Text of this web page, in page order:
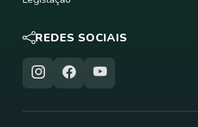
REDES SOCIAIS